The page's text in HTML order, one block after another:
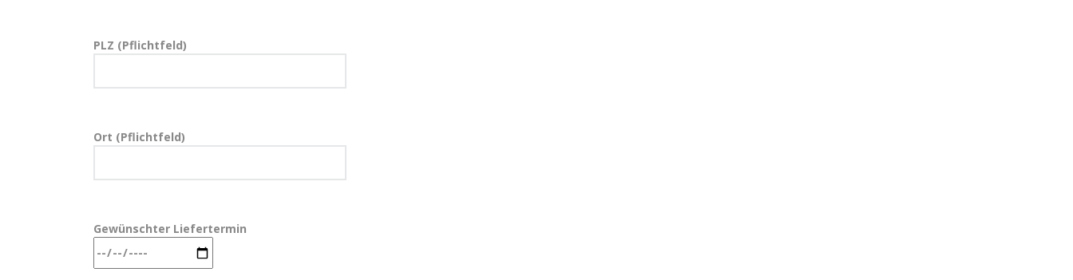
PLZ (Pflichtfeld)
Ort (Pflichtfeld)
Gewünschter Liefertermin